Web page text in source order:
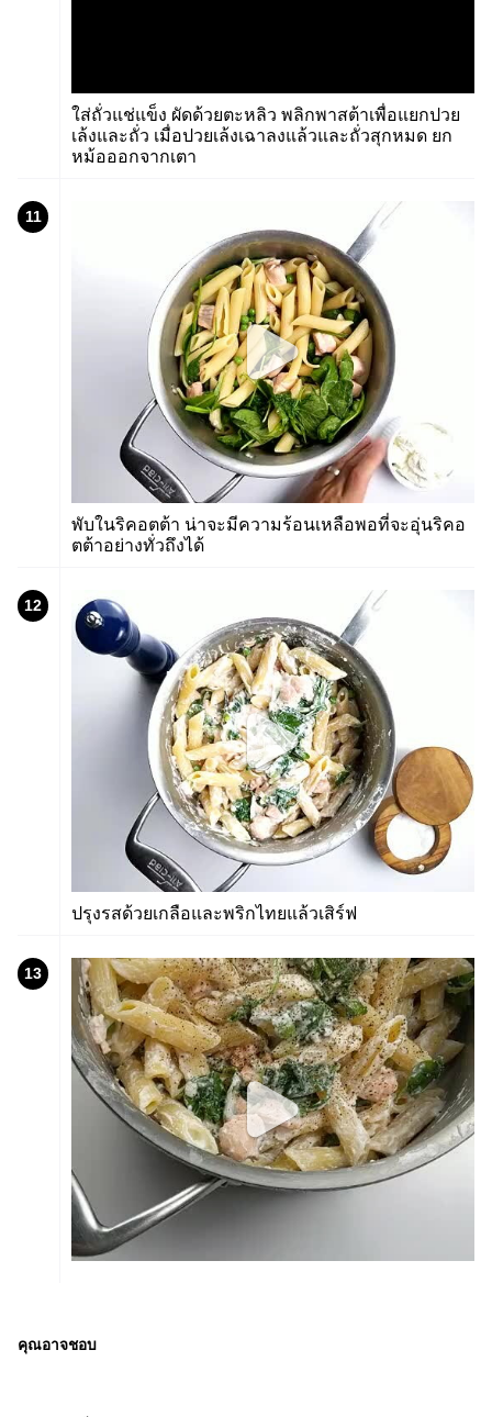
ใส่ถั่วแช่แข็ง ผัดด้วยตะหลิว พลิกพาสต้าเพื่อแยกปวย
เล้งและถั่ว เมื่อปวยเล้งเฉาลงแล้วและถั่วสุกหมด ยก
หม้อออกจากเตา
11
พับในริคอตต้า น่าจะมีความร้อนเหลือพอที่จะอุ่นริคอ
ตต้าอย่างทั่วถึงได้
12
ปรุงรสด้วยเกลือและพริกไทยแล้วเสิร์ฟ
13
คุณอาจชอบ